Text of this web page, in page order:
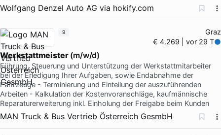
Wolfgang Denzel Auto AG via hokify.com
Graz
€ 4.269 | vor 29 T
Werkstattmeister(m/w/d)
Führung, Steuerung und Unterstützung der Werkstattmitarbeiter
bei der Erledigung Ihrer Aufgaben, sowie Endabnahme der
Fahrzeuge - Terminierung und Einteilung der auszuführenden
Arbeiten - Kalkulation der Kostenvoranschläge, kaufmännische
Reparaturerweiterung inkl. Einholung der Freigabe beim Kunden
MAN Truck & Bus Vertrieb Österreich GesmbH
9